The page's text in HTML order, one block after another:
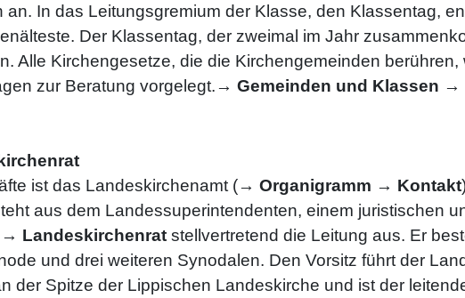
an. In das Leitungsgremium der Klasse, den Klassentag,
Der Klassentag, der zweimal im Jahr
Alle Kirchengesetze, die die Kirchengemeinden
zur Beratung vorgelegt.→ Gemeinden und Klassen →
ist das Landeskirchenamt (→ Organigramm → Kontakt
aus dem Landessuperintendenten, einem juristischen
→ Landeskirchenrat stellvertretend die Leitung aus. Er
und drei weiteren Synodalen. Den Vorsitz führt der
der Spitze der Lippischen Landeskirche und ist der